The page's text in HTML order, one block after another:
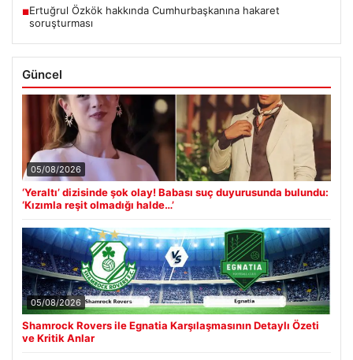
■Ertuğrul Özkök hakkında Cumhurbaşkanına hakaret
soruşturması
Güncel
05/08/2026
‘Yeraltı’ dizisinde şok olay! Babası suç duyurusunda bulundu:
‘Kızımla reşit olmadığı halde…’
05/08/2026
Shamrock Rovers ile Egnatia Karşılaşmasının Detaylı Özeti
ve Kritik Anlar